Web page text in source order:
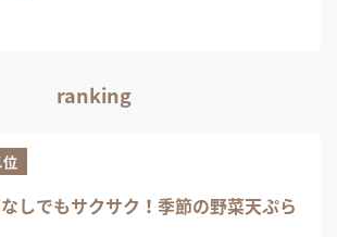
ranking
しでもサクサク！季節の野菜天ぷら